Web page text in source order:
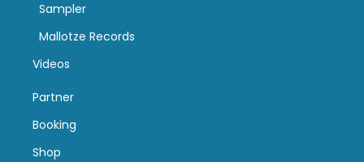
Sampler
Mallotze Records
Videos
Partner
Booking
Shop